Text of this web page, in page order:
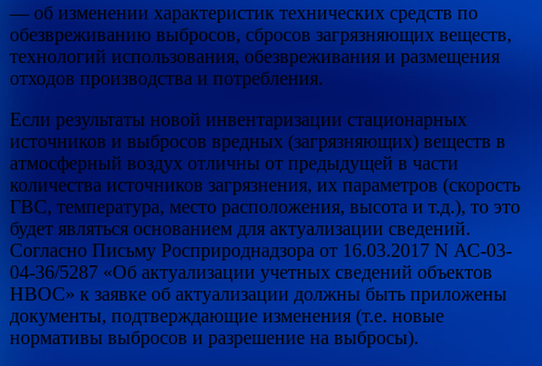
— об изменении характеристик технических средств по
обезвреживанию выбросов, сбросов загрязняющих веществ,
технологий использования, обезвреживания и размещения
отходов производства и потребления.
Если результаты новой инвентаризации стационарных
источников и выбросов вредных (загрязняющих) веществ в
атмосферный воздух отличны от предыдущей в части
количества источников загрязнения, их параметров (скорость
ГВС, температура, место расположения, высота и т.д.), то это
будет являться основанием для актуализации сведений.
Согласно Письму Росприроднадзора от 16.03.2017 N АС-03-
04-36/5287 «Об актуализации учетных сведений объектов
НВОС» к заявке об актуализации должны быть приложены
документы, подтверждающие изменения (т.е. новые
нормативы выбросов и разрешение на выбросы).